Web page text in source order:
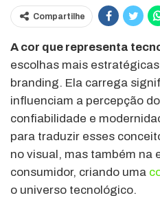
Compartilhe
A cor que representa
escolhas mais
branding. Ela carrega
influenciam a percepção
confiabilidade e
para traduzir esses
no visual, mas também na
consumidor, criando uma
o universo tecnológico.